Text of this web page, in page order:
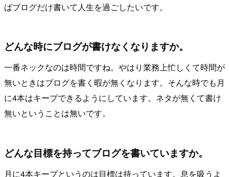
ばブログだけ書いて人生を過ごしたいです。
どんな時にブログが書けなくなりますか。
一番ネックなのは時間ですね。やはり業務上忙しくて時間が
無いときはブログを書く暇が無くなります。そんな時でも月
に4本はキープできるようにしています。ネタが無くて書け
無いということは無いです。
どんな目標を持ってブログを書いていますか。
月に4本キープというのは目標は持っています。息を吸うよ